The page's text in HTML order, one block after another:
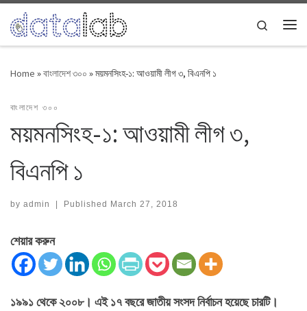
Skip to content
Search
Home »বাংলাদেশ ৩০০ »ময়মনসিংহ-১: আওয়ামী লীগ ৩, বিএনপি ১
বাংলাদেশ ৩০০
ময়মনসিংহ-১: আওয়ামী লীগ ৩,
বিএনপি ১
by admin | Published March 27, 2018
শেয়ার করুন
১৯৯১ থেকে ২০০৮। এই ১৭ বছরে জাতীয় সংসদ নির্বাচন হয়েছে চারটি।